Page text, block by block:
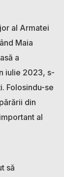
al Armatei
Maia
a
iulie 2023, s-
Folosindu-se
din
al
să